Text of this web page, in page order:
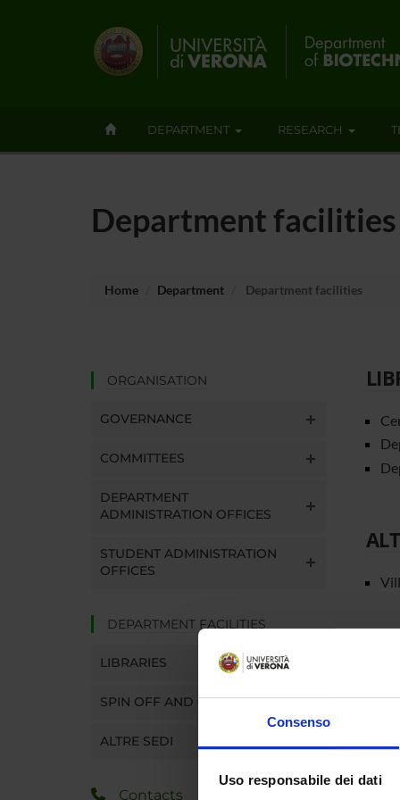
Consenso
Uso responsabile dei dati
DEPARTMENT RESEARCH
Department facilities
Home Department Department facilities
ORGANISATION
GOVERNANCE
COMMITTEES
DEPARTMENT
ADMINISTRATION OFFICES
STUDENT ADMINISTRATION
OFFICES
DEPARTMENT FACILITIES
LIBRARIES
SPIN OFF AND COMPANIES
ALTRE SEDI
Contacts